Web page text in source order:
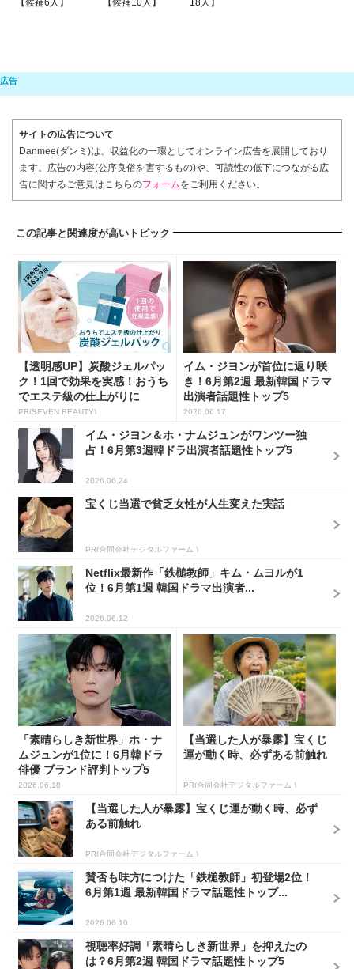
サイトの広告について
Danmee(ダンミ)は、収益化の一環としてオンライン広告を展開しており
ます。広告の内容(公序良俗を害するもの)や、可読性の低下につながる広
告に関するご意見はこちらのフォームをご利用ください。
この記事と関連度が高いトピック
【透明感UP】炭酸ジェルパッ
ク！1回で効果を実感！おうち
でエステ級の仕上がりに
PR(SEVEN BEAUTY)
イム・ジヨンが首位に返り咲
き！6月第2週 最新韓国ドラマ
出演者話題性トップ5
2026.06.17
イム・ジヨン＆ホ・ナムジュンがワンツー独
占！6月第3週韓ドラ出演者話題性トップ5
2026.06.24
宝くじ当選で貧乏女性が人生変えた実話
PR(合同会社デジタルファーム )
Netflix最新作「鉄槌教師」キム・ムヨルが1
位！6月第1週 韓国ドラマ出演者...
2026.06.12
「素晴らしき新世界」ホ・ナ
ムジュンが1位に！6月韓ドラ
俳優 ブランド評判トップ5
2026.06.18
【当選した人が暴露】宝くじ
運が動く時、必ずある前触れ
PR(合同会社デジタルファーム )
【当選した人が暴露】宝くじ運が動く時、必ず
ある前触れ
PR(合同会社デジタルファーム )
賛否も味方につけた「鉄槌教師」初登場2位！
6月第1週 最新韓国ドラマ話題性トップ...
2026.06.10
視聴率好調「素晴らしき新世界」を抑えたの
は？6月第2週 韓国ドラマ話題性トップ5